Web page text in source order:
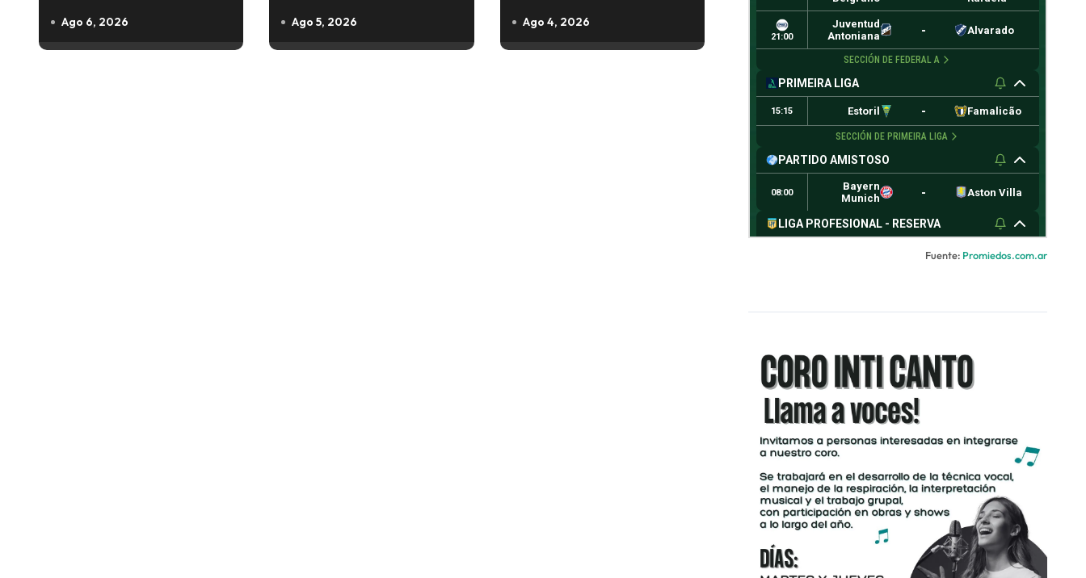
e
Ago 6, 2026 Ago 5, 2026 Ago 4, 2026
Fuente: Promiedos.com.ar